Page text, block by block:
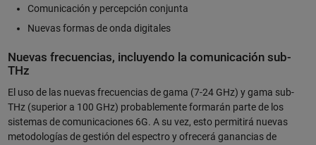
Comunicación y percepción conjunta
Nuevas formas de onda digitales
Nuevas frecuencias, incluyendo la comunicación sub-
THz
El uso de las nuevas frecuencias de gama (7-24 GHz) y gama sub-
THz (superior a 100 GHz) probablemente formarán parte de los
sistemas de comunicaciones 6G. A su vez, esto permitirá nuevas
metodologías de gestión del espectro y ofrecerá ganancias de